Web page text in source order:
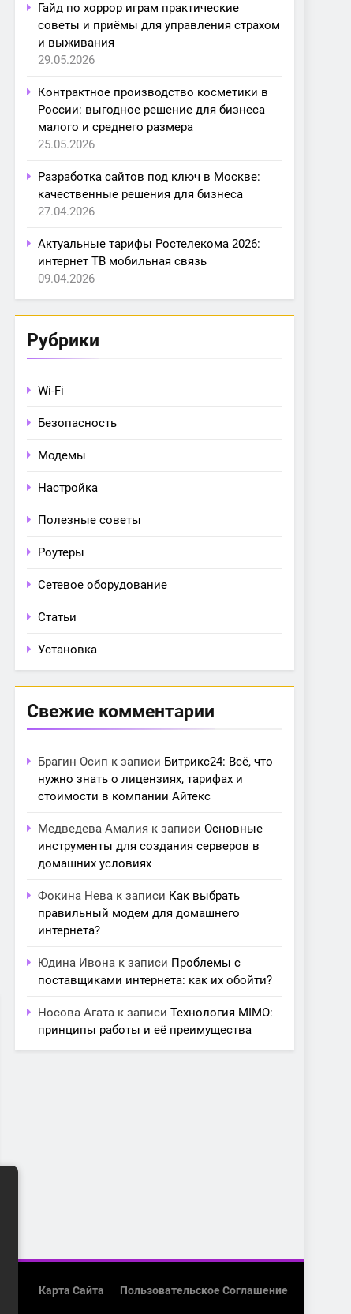
Гайд по хоррор играм практические
советы и приёмы для управления страхом
и выживания
29.05.2026
Контрактное производство косметики в
России: выгодное решение для бизнеса
малого и среднего размера
25.05.2026
Разработка сайтов под ключ в Москве:
качественные решения для бизнеса
27.04.2026
Актуальные тарифы Ростелекома 2026:
интернет ТВ мобильная связь
09.04.2026
Рубрики
Wi-Fi
Безопасность
Модемы
Настройка
Полезные советы
Роутеры
Сетевое оборудование
Статьи
Установка
Свежие комментарии
Брагин Осип к записи Битрикс24: Всё, что
нужно знать о лицензиях, тарифах и
стоимости в компании Айтекс
Медведева Амалия к записи Основные
инструменты для создания серверов в
домашних условиях
Фокина Нева к записи Как выбрать
правильный модем для домашнего
интернета?
Юдина Ивона к записи Проблемы с
поставщиками интернета: как их обойти?
Носова Агата к записи Технология MIMO:
принципы работы и её преимущества
Карта Сайта Пользовательское Соглашение